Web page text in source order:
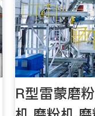
R型雷蒙磨